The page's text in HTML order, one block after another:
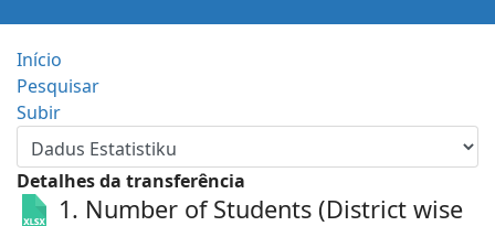
Início
Pesquisar
Subir
Detalhes da transferência
1. Number of Students (District wise